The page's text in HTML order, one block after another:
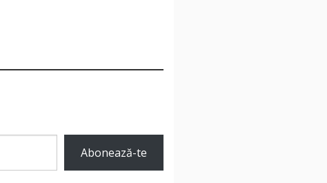
Abonează-te